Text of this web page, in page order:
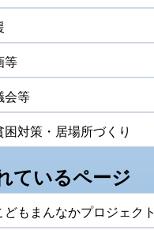
等
会等
困対策・居場所づくり
ているページ
どもまんなかプロジェクト